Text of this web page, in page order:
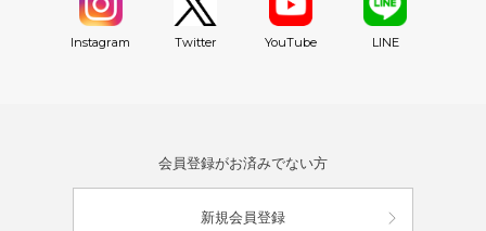
Instagram Twitter YouTube LINE
会員登録がお済みでない方
新規会員登録